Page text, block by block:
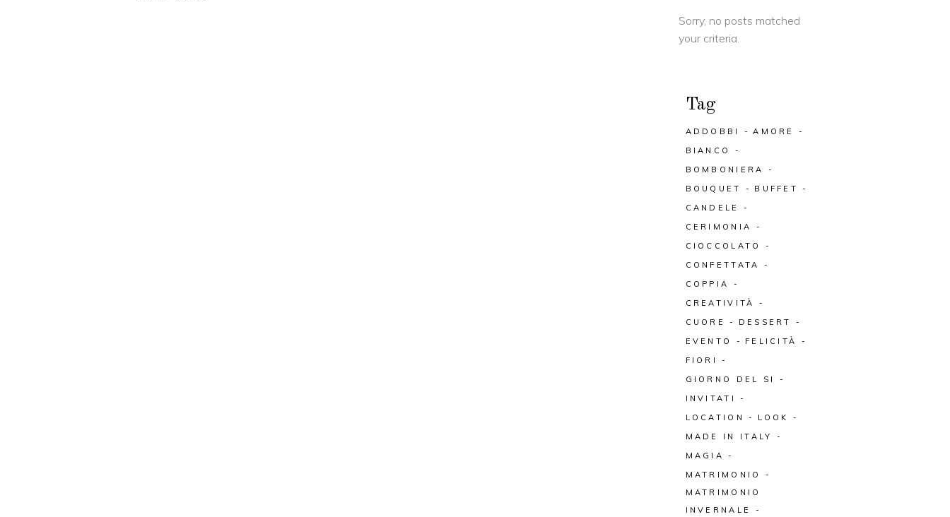
Sorry, no posts matched
your criteria.
Tag
ADDOBBI
AMORE
BIANCO
BOMBONIERA
BOUQUET
BUFFET
CANDELE
CERIMONIA
CIOCCOLATO
CONFETTATA
COPPIA
CREATIVITÀ
CUORE
DESSERT
EVENTO
FELICITÀ
FIORI
GIORNO DEL SI
INVITATI
LOCATION
LOOK
MADE IN ITALY
MAGIA
MATRIMONIO
MATRIMONIO
INVERNALE